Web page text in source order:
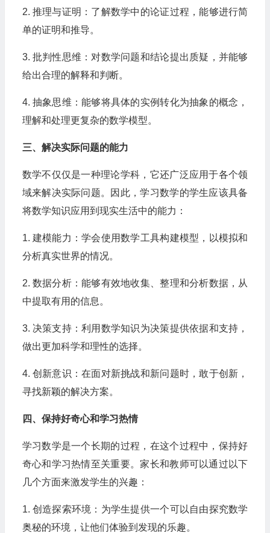
2. 推理与证明：了解数学中的论证过程，能够进行简
单的证明和推导。
3. 批判性思维：对数学问题和结论提出质疑，并能够
给出合理的解释和判断。
4. 抽象思维：能够将具体的实例转化为抽象的概念，
理解和处理更复杂的数学模型。
三、解决实际问题的能力
数学不仅仅是一种理论学科，它还广泛应用于各个领
域来解决实际问题。因此，学习数学的学生应该具备
将数学知识应用到现实生活中的能力：
1. 建模能力：学会使用数学工具构建模型，以模拟和
分析真实世界的情况。
2. 数据分析：能够有效地收集、整理和分析数据，从
中提取有用的信息。
3. 决策支持：利用数学知识为决策提供依据和支持，
做出更加科学和理性的选择。
4. 创新意识：在面对新挑战和新问题时，敢于创新，
寻找新颖的解决方案。
四、保持好奇心和学习热情
学习数学是一个长期的过程，在这个过程中，保持好
奇心和学习热情至关重要。家长和教师可以通过以下
几个方面来激发学生的兴趣：
1. 创造探索环境：为学生提供一个可以自由探究数学
奥秘的环境，让他们体验到发现的乐趣。